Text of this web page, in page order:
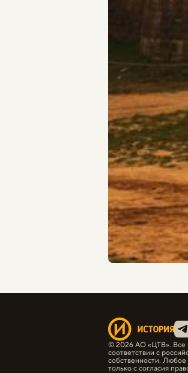
© 2026 АО «ЦТВ». Все
соответствии с
собственности.
только с согласия